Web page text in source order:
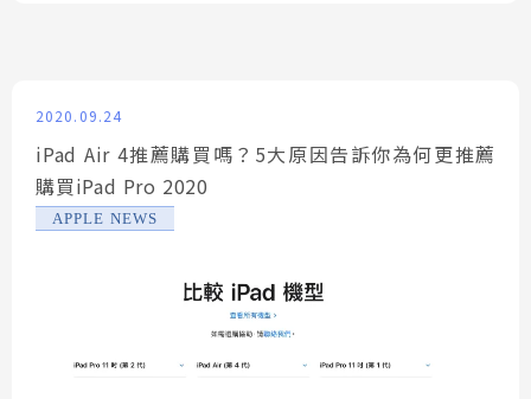
2020.09.24
iPad Air 4推薦購買嗎？5大原因告訴你為何更推薦
購買iPad Pro 2020
APPLE NEWS